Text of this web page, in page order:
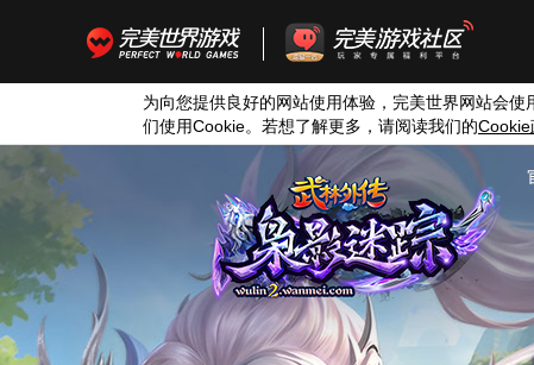
为向您提供良好的网站使用体验，完美世界网站会使
们使用Cookie。若想了解更多，请阅读我们的Cookie